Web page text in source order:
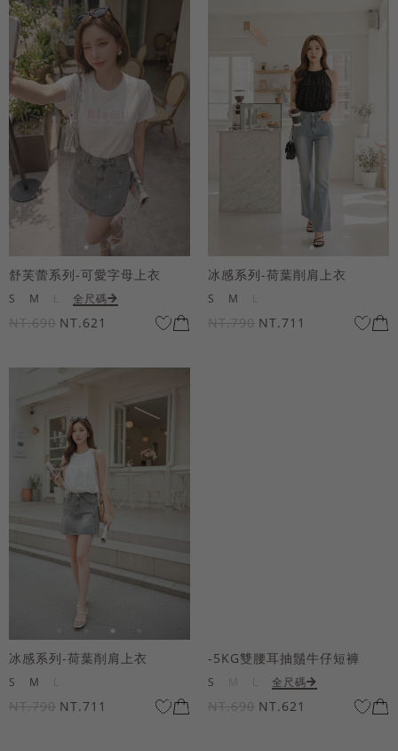
舒芙蕾系列-可愛字母上衣
S M 全尺碼
NT.690 NT.621
冰感系列-荷葉削肩上衣
S M
NT.790 NT.711
冰感系列-荷葉削肩上衣
S M
NT.790 NT.711
-5KG雙腰耳抽鬚牛仔短褲
S 全尺碼
NT.690 NT.621